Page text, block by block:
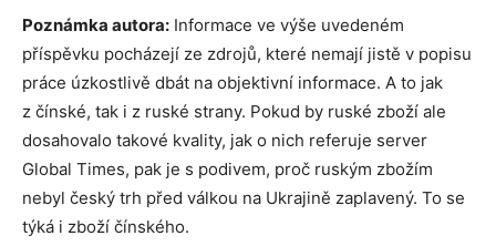
Poznámka autora: Informace ve výše uvedeném
příspěvku pocházejí ze zdrojů, které nemají jistě v popisu
práce úzkostlivě dbát na objektivní informace. A to jak
z čínské, tak i z ruské strany. Pokud by ruské zboží ale
dosahovalo takové kvality, jak o nich referuje server
Global Times, pak je s podivem, proč ruským zbožím
nebyl český trh před válkou na Ukrajině zaplavený. To se
týká i zboží čínského.